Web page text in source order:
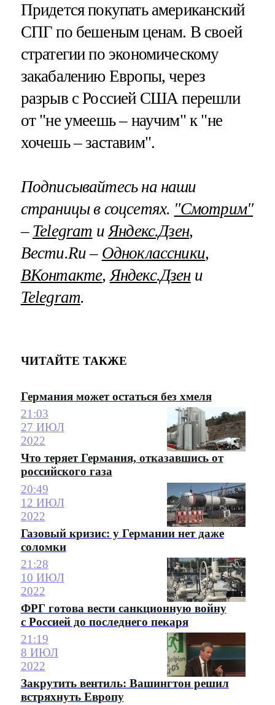
Придется покупать американский
СПГ по бешеным ценам. В своей
стратегии по экономическому
закабалению Европы, через
разрыв с Россией США перешли
от "не умеешь – научим" к "не
хочешь – заставим".
Подписывайтесь на наши
страницы в соцсетях. "Смотрим"
– Telegram и Яндекс.Дзен,
Вести.Ru – Одноклассники,
ВКонтакте, Яндекс.Дзени
Telegram.
ЧИТАЙТЕ ТАКЖЕ
Германия может остаться без хмеля
21:03
27 ИЮЛ
2022
Что теряет Германия, отказавшись от
российского газа
20:49
12 ИЮЛ
2022
Газовый кризис: у Германии нет даже
соломки
21:28
10 ИЮЛ
2022
ФРГ готова вести санкционную войну
с Россией до последнего пекаря
21:19
8 ИЮЛ
2022
Закрутить вентиль: Вашингтон решил
встряхнуть Европу